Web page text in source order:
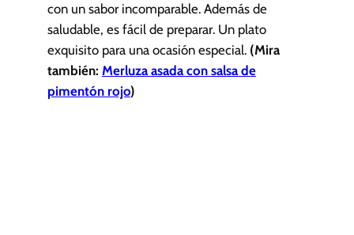
con un sabor incomparable. Además de
saludable, es fácil de preparar. Un plato
exquisito para una ocasión especial. (Mira
también: Merluza asada con salsa de
pimentón rojo)